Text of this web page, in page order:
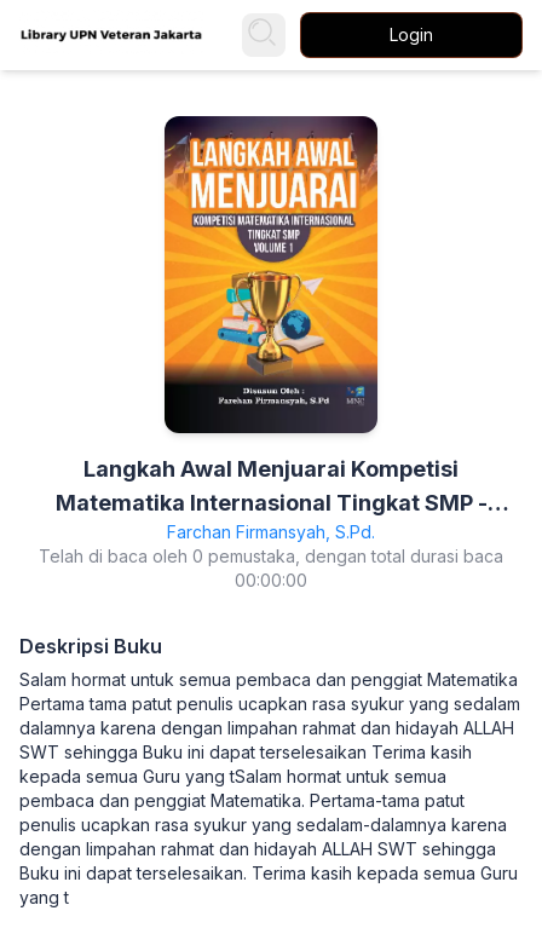
Login
Langkah Awal Menjuarai Kompetisi
Matematika Internasional Tingkat SMP -
Volume 1
Farchan Firmansyah, S.Pd.
Telah di baca oleh 0 pemustaka, dengan total durasi baca
00:00:00
Deskripsi Buku
Salam hormat untuk semua pembaca dan penggiat Matematika
Pertama tama patut penulis ucapkan rasa syukur yang sedalam
dalamnya karena dengan limpahan rahmat dan hidayah ALLAH
SWT sehingga Buku ini dapat terselesaikan Terima kasih
kepada semua Guru yang tSalam hormat untuk semua
pembaca dan penggiat Matematika. Pertama-tama patut
penulis ucapkan rasa syukur yang sedalam-dalamnya karena
dengan limpahan rahmat dan hidayah ALLAH SWT sehingga
Buku ini dapat terselesaikan. Terima kasih kepada semua Guru
yang t